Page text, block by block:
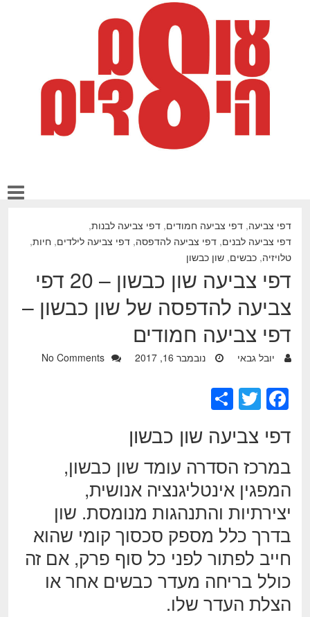
דפי צביעה, דפי צביעה חמודים, דפי צביעה לבנות,
דפי צביעה לבנים, דפי צביעה להדפסה, דפי צביעה לילדים, חיות,
טלויזיה, כבשים, שון כבשון
דפי צביעה שון כבשון – 20 דפי
צביעה להדפסה של שון כבשון –
דפי צביעה חמודים
יובל גבאי נובמבר 16, 2017 No Comments
F
c
e
b
o
o
k
T
tt
er
ar
e
דפי צביעה שון כבשון
במרכז הסדרה עומד שון כבשון,
המפגין אינטליגנציה אנושית,
יצירתיות והתנהגות מנומסת. שון
בדרך כלל מספק סכסוך קומי שהוא
חייב לפתור לפני כל סוף פרק, אם זה
כולל בריחה מעדר כבשים אחר או
הצלת העדר שלו.